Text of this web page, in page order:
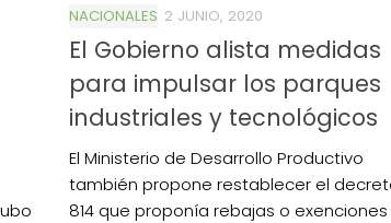
NACIONALES 2 JUNIO, 2020
El Gobierno alista medidas
para impulsar los parques
industriales y tecnológicos
El Ministerio de Desarrollo Productivo
también propone restablecer el
814 que proponía rebajas o exenciones